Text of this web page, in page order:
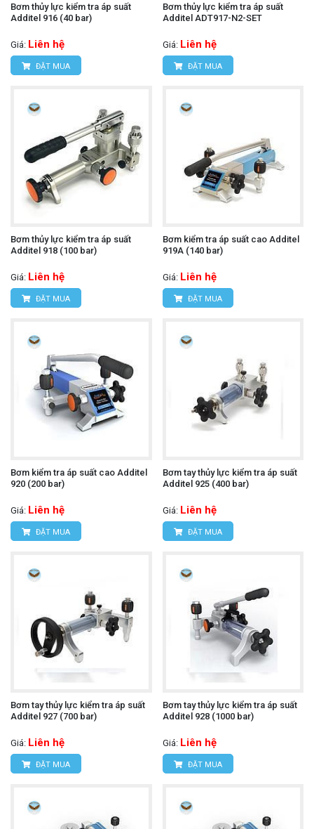
Bơm thủy lực kiểm tra áp suất
Additel 916 (40 bar)
Giá: Liên hệ
ĐẶT MUA
Bơm thủy lực kiểm tra áp suất
Additel ADT917-N2-SET
Giá: Liên hệ
ĐẶT MUA
Bơm thủy lực kiểm tra áp suất
Additel 918 (100 bar)
Giá: Liên hệ
ĐẶT MUA
Bơm kiểm tra áp suất cao Additel
919A (140 bar)
Giá: Liên hệ
ĐẶT MUA
Bơm kiểm tra áp suất cao Additel
920 (200 bar)
Giá: Liên hệ
ĐẶT MUA
Bơm tay thủy lực kiểm tra áp suất
Additel 925 (400 bar)
Giá: Liên hệ
ĐẶT MUA
Bơm tay thủy lực kiểm tra áp suất
Additel 927 (700 bar)
Giá: Liên hệ
ĐẶT MUA
Bơm tay thủy lực kiểm tra áp suất
Additel 928 (1000 bar)
Giá: Liên hệ
ĐẶT MUA